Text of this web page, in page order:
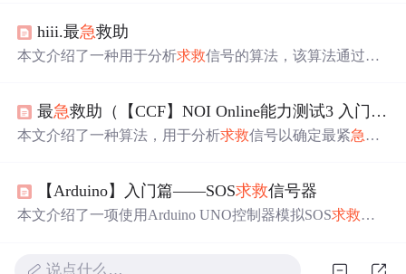
hiii.最急救助
本文介绍了一种用于分析求救信号的算法，该算法通过计
最急救助（【CCF】NOI Online能力测试3 入门组）
本文介绍了一种算法，用于分析求救信号以确定最紧急 的
码实现，并详细解释了输入输出格式及数据规模。
【Arduino】入门篇——SOS求救信号器
本文介绍了一项使用Arduino UNO控制器模拟SOS求救信
说点什么…